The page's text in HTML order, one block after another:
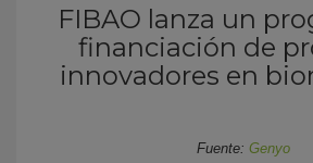
FIBAO lanza un
financiación de
innovadores en
Fuente: Genyo